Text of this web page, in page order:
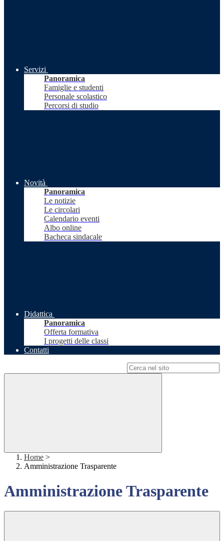
Servizi
Panoramica
Famiglie e studenti
Personale scolastico
Percorsi di studio
Novità
Panoramica
Le notizie
Le circolari
Calendario eventi
Albo online
Bacheca sindacale
Didattica
Panoramica
Offerta formativa
I progetti delle classi
Contatti
Home >
Amministrazione Trasparente
Amministrazione Trasparente